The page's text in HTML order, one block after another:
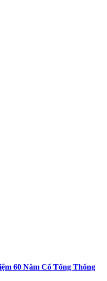
60 Năm Cố Tổng Thống